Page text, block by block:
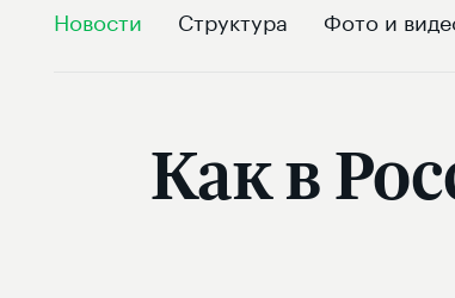
Новости Структура Фото и
Как в